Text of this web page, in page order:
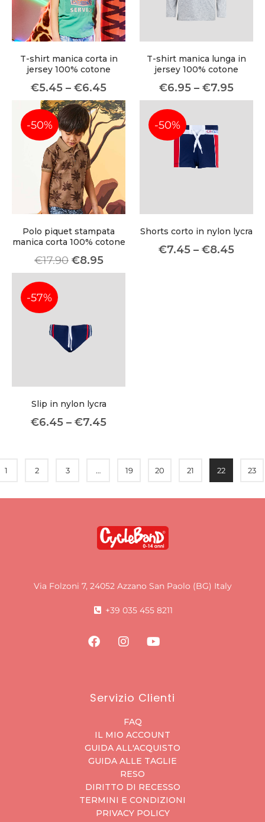
T-shirt manica corta in
jersey 100% cotone
€5.45 – €6.45
T-shirt manica lunga in
jersey 100% cotone
€6.95 – €7.95
-50%
Polo piquet stampata
manica corta 100% cotone
€17.90 €8.95
-50%
Shorts corto in nylon lycra
€7.45 – €8.45
-57%
Slip in nylon lycra
€6.45 – €7.45
1 2 3 … 19 20 21 22 23
Via Folzoni 7, 24052 Azzano San Paolo (BG) Italy
+39 035 455 8211
Servizio Clienti
FAQ
IL MIO ACCOUNT
GUIDA ALL'ACQUISTO
GUIDA ALLE TAGLIE
RESO
DIRITTO DI RECESSO
TERMINI E CONDIZIONI
PRIVACY POLICY